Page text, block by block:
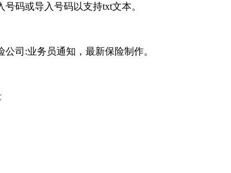
码或导入号码以支持txt文本。
司:业务员通知，最新保险制作。